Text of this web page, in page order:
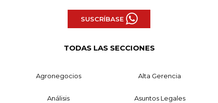
SUSCRÍBASE
TODAS LAS SECCIONES
Agronegocios Alta Gerencia
Análisis Asuntos Legales